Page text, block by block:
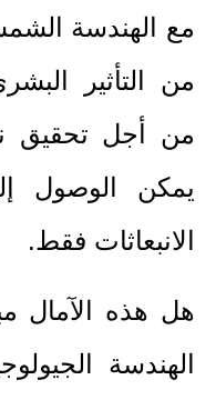
مع الهندسة
من التأثير
من أجل تحقيق
يمكن الوصول
الانبعاثات فقط.
هل هذه الآمال
الهندسة